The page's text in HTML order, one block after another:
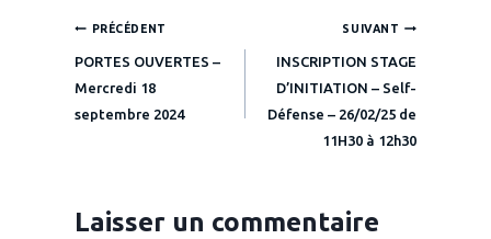
Navigation
de
l’article
PRÉCÉDENT
PORTES OUVERTES –
Mercredi 18
septembre 2024
SUIVANT
INSCRIPTION STAGE
D’INITIATION – Self-
Défense – 26/02/25 de
11H30 à 12h30
Laisser un commentaire